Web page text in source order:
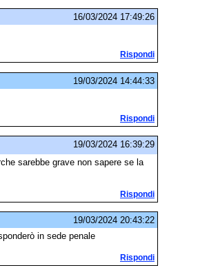
16/03/2024 17:49:26
Rispondi
19/03/2024 14:44:33
Rispondi
19/03/2024 16:39:29
sarebbe grave non sapere se la
Rispondi
19/03/2024 20:43:22
in sede penale
Rispondi